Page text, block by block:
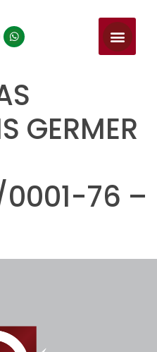
GERMER
76 –